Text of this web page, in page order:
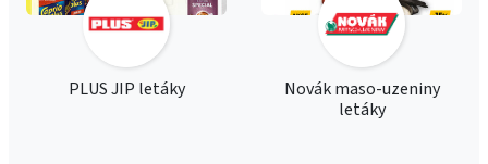
PLUS JIP letáky
Novák maso-uzeniny
letáky